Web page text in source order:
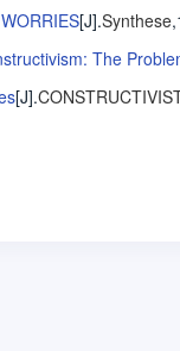
[J].Synthese
The
[J].